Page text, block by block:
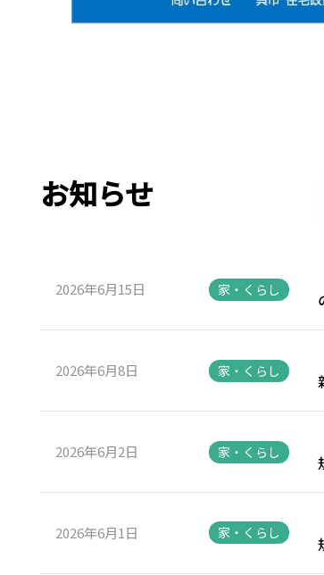
お知らせ
2026年6月15日 家・くらし
2026年6月8日 家・くらし
2026年6月2日 家・くらし
2026年6月1日 家・くらし